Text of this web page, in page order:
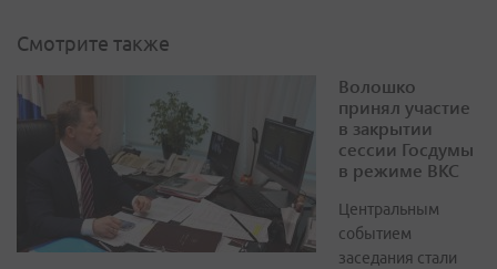
Смотрите также
Волошко
принял участие
в закрытии
сессии Госдумы
в режиме ВКС
Центральным
событием
заседания стали